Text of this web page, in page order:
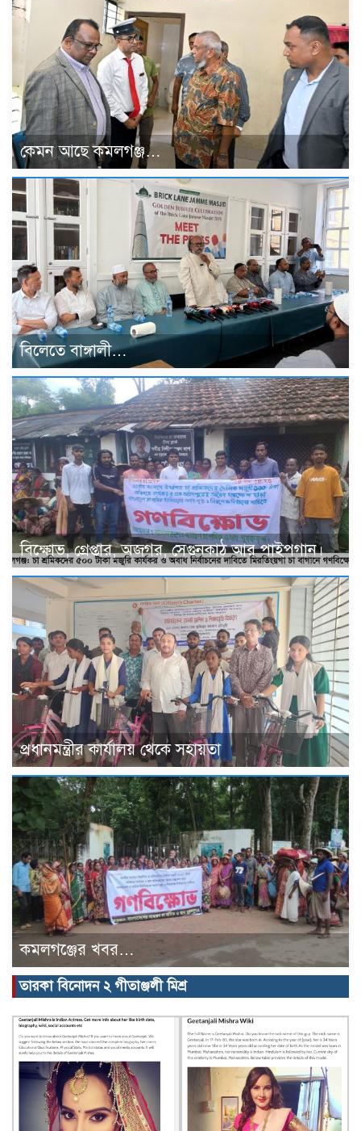
কেমন আছে কমলগঞ্জ…
বিলেতে বাঙ্গালী…
বিক্ষোভ, গ্রেপ্তার, অজগর, সেগুনকাঠ আর পাইপগান।
প্রধানমন্ত্রীর কার্যালয় থেকে সহায়তা
কমলগঞ্জের খবর…
তারকা বিনোদন ২ গীতাঞ্জলী মিশ্র